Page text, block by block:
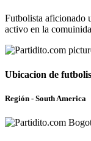
Futbolista aficionado
activo en la
Ubicacion de
Región - South America